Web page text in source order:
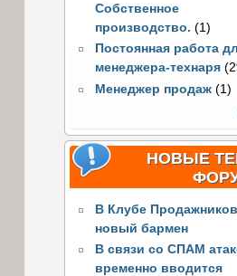
Собственное
производство. (1)
Постоянная работа
менеджера-технаря
Менеджер продаж (1)
НОВЫЕ
В Клубе Продажников
новый бармен
В связи со СПАМ
временно вводится